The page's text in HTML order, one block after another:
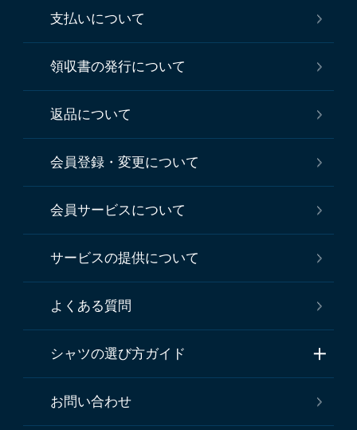
支払いについて
領収書の発行について
返品について
会員登録・変更について
会員サービスについて
サービスの提供について
よくある質問
シャツの選び方ガイド
お問い合わせ